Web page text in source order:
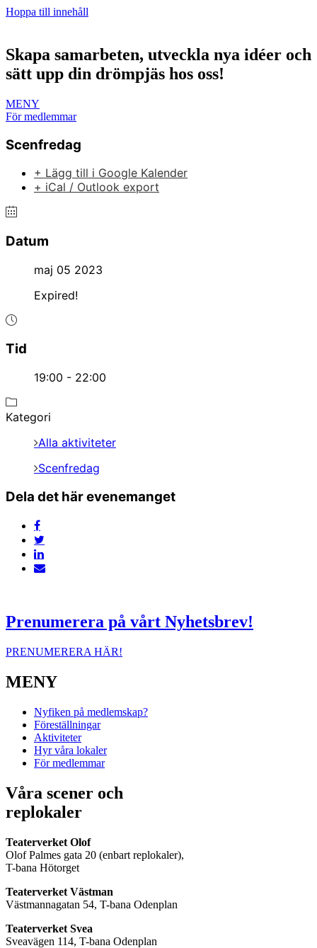
Hoppa till innehåll
Skapa samarbeten, utveckla nya idéer och
sätt upp din drömpjäs hos oss!
MENY
För medlemmar
Scenfredag
+ Lägg till i Google Kalender
+ iCal / Outlook export
Datum
maj 05 2023
Expired!
Tid
19:00 - 22:00
Kategori
Alla aktiviteter
Scenfredag
Dela det här evenemanget
Prenumerera på vårt Nyhetsbrev!
PRENUMERERA HÄR!
MENY
Nyfiken på medlemskap?
Föreställningar
Aktiviteter
Hyr våra lokaler
För medlemmar
Våra scener och
replokaler
Teaterverket Olof
Olof Palmes gata 20 (enbart replokaler),
T-bana Hötorget
Teaterverket Västman
Västmannagatan 54, T-bana Odenplan
Teaterverket Svea
Sveavägen 114, T-bana Odenplan